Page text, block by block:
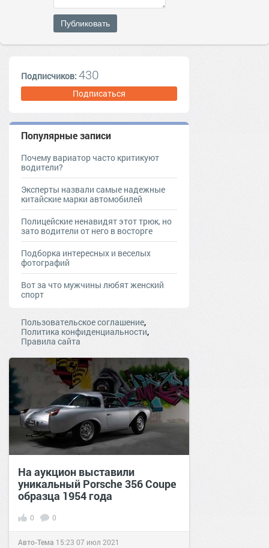
Публиковать
Подписчиков: 430
Подписаться
Популярные записи
Почему вариатор часто критикуют
водители?
Эксперты назвали самые надежные
китайские марки автомобилей
Полицейские ненавидят этот трюк, но
зато водители от него в восторге
Подборка интересных и веселых
фотографий
Вот за что мужчины любят женский
спорт
Пользовательское соглашение,
Политика конфиденциальности,
Правила сайта
На аукцион выставили
уникальный Porsche 356 Coupe
образца 1954 года
0 0
Авто-Тема 15:23 07 июл 2021